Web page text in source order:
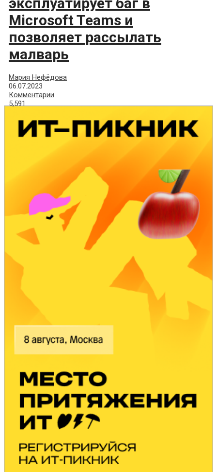
Microsoft Teams и
позволяет рассылать
малварь
Мария Нефёдова
06.07.2023
Комментарии
5,591